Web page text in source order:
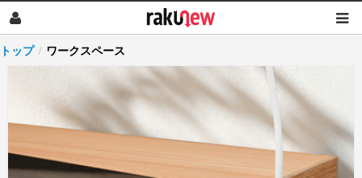
トップ / ワークスペース